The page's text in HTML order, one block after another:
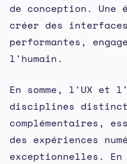
de conception. Une
créer des
performantes,
l'humain.
En somme, l'UX et
disciplines
complémentaires,
des expériences
exceptionnelles.